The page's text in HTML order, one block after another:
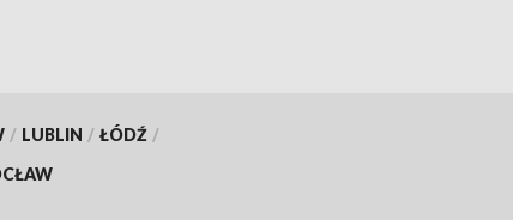
/ LUBLIN / ŁÓDŹ /